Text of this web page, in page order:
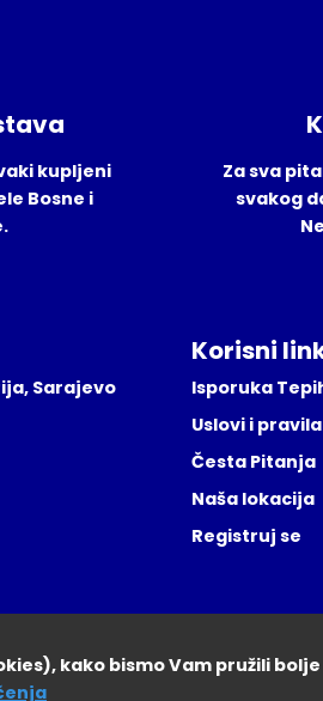
kupljeni
Bosne i
Za sva
svakog
Sarajevo
Korisni
Isporuka
Uslovi i
Česta Pitanja
Naša lokacija
Registruj se
kako bismo Vam pružili